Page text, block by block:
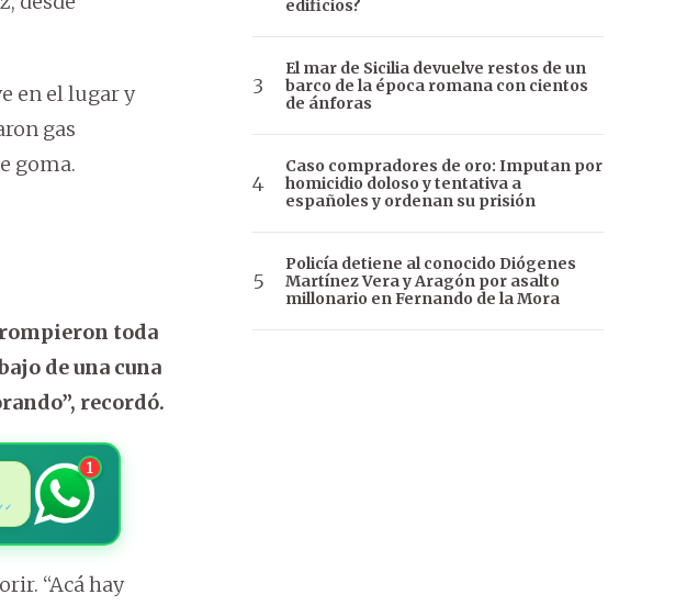
en el lugar y
gas
goma.
toda
de una cuna
recordó.
1
“Acá hay
edificios?
El mar de Sicilia devuelve restos de un
barco de la época romana con cientos
de ánforas
Caso compradores de oro: Imputan por
homicidio doloso y tentativa a
españoles y ordenan su prisión
Policía detiene al conocido Diógenes
Martínez Vera y Aragón por asalto
millonario en Fernando de la Mora